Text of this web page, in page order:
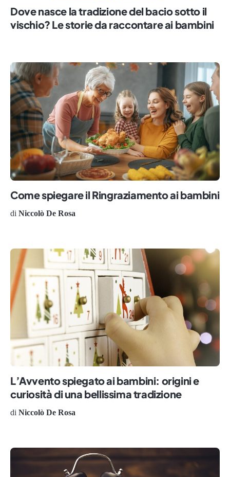
Dove nasce la tradizione del bacio sotto il
vischio? Le storie da raccontare ai bambini
Come spiegare il Ringraziamento ai bambini
di Niccolò De Rosa
L’Avvento spiegato ai bambini: origini e
curiosità di una bellissima tradizione
di Niccolò De Rosa